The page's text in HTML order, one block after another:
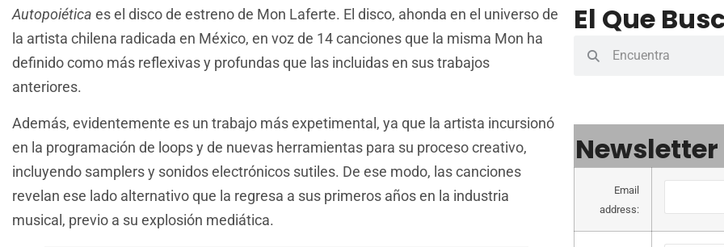
Autopoiética es el disco de estreno de Mon Laferte. El disco, ahonda en el universo de
la artista chilena radicada en México, en voz de 14 canciones que la misma Mon ha
definido como más reflexivas y profundas que las incluidas en sus trabajos
anteriores.
Además, evidentemente es un trabajo más expetimental, ya que la artista incursionó
en la programación de loops y de nuevas herramientas para su proceso creativo,
incluyendo samplers y sonidos electrónicos sutiles. De ese modo, las canciones
revelan ese lado alternativo que la regresa a sus primeros años en la industria
musical, previo a su explosión mediática.
El Que
Newsletter
Email
address: